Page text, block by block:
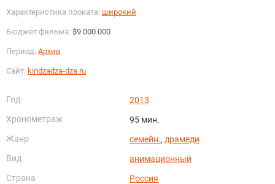
Характеристика проката: широкий
Бюджет фильма: $9 000 000
Период: Архив
Сайт: kindzadza-dza.ru
Год
2013
Хронометраж
95 мин.
Жанр
семейн., драмеди
Вид
анимационный
Страна
Россия